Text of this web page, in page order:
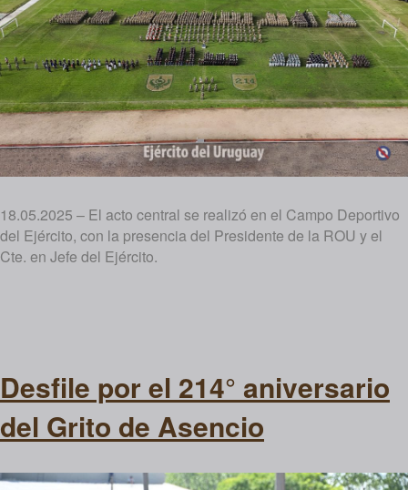
18.05.2025 – El acto central se realizó en el Campo Deportivo
del Ejército, con la presencia del Presidente de la ROU y el
Cte. en Jefe del Ejército.
Desfile por el 214° aniversario
del Grito de Asencio